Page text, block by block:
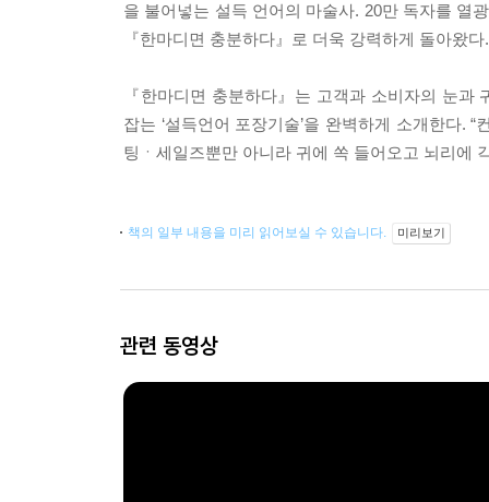
을 불어넣는 설득 언어의 마술사. 20만 독자를 열
『한마디면 충분하다』로 더욱 강력하게 돌아왔다.
『한마디면 충분하다』는 고객과 소비자의 눈
잡는 ‘설득언어 포장기술’을 완벽하게 소개한다.
팅ㆍ세일즈뿐만 아니라 귀에 쏙 들어오고 뇌리에
책의 일부 내용을 미리 읽어보실 수 있습니다. 미리보기
관련 동영상